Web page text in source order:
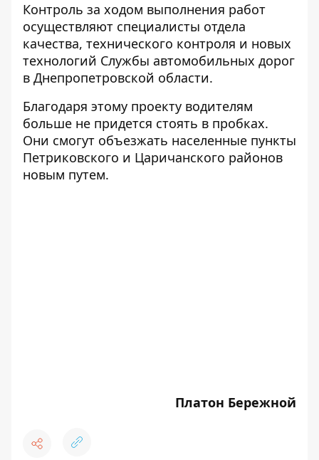
Контроль за ходом выполнения работ
осуществляют специалисты отдела
качества, технического контроля и новых
технологий Службы автомобильных дорог
в Днепропетровской области.
Благодаря этому проекту водителям
больше не придется стоять в пробках.
Они смогут объезжать населенные пункты
Петриковского и Царичанского районов
новым путем.
Платон Бережной